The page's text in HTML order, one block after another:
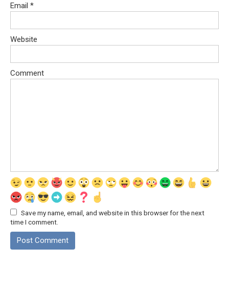
Email *
Website
Comment
Save my name, email, and website in this browser for the next
time I comment.